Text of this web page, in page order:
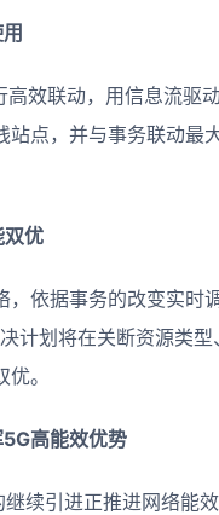
效联动，用信息流驱
点，并与事务联动最
双优
依据事务的改变实时
计划将在关断资源类
。
高能效优势
续引进正推进网络能